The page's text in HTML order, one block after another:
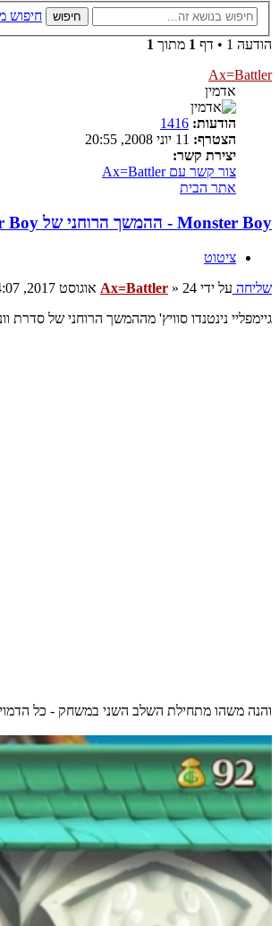
חיפוש
חיפוש
הודעה 1 • דף
1 מתוך 1
Ax=Battler
אדמין
הודעות: 1416
הצטרף:
יצירת קשר:
צור קשר עם Ax=Battler
אתר הבית
Monster Boy - ההמשך הרוחני של Wonder Boy - גיימפליי ומשהו מגניב
ציטוט
שליחה על ידי Ax=Battler » 24 אוגוסט 2017, 14:07
גיימפליי נינטנדו סוויץ' מההמשך הרוחני של סדרת
והנה משהו מתחילת השלב השני במשחק - כל